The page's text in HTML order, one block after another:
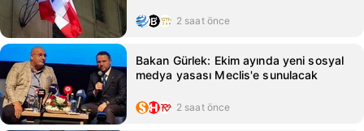
2 saat önce
Bakan Gürlek: Ekim ayında yeni sosyal
medya yasası Meclis'e sunulacak
2 saat önce